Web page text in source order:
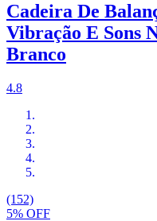
Cadeira De
Vibração E Sons
Branco
4.8
(152)
5% OFF